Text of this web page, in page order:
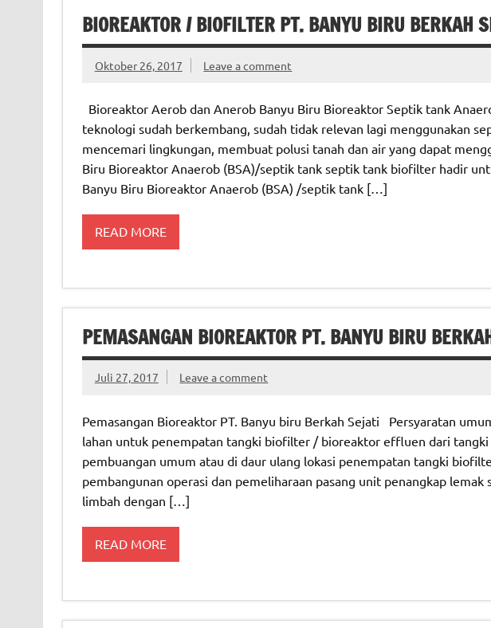
BIOREAKTOR / BIOFILTER PT. BANYU BIRU BERKAH
Oktober 26, 2017 Leave a comment
Bioreaktor Aerob dan Anerob Banyu Biru Bioreaktor Septik tank
teknologi sudah berkembang, sudah tidak relevan lagi menggunakan
mencemari lingkungan, membuat polusi tanah dan air yang dapat
Biru Bioreaktor Anaerob (BSA)/septik tank septik tank biofilter hadir
Banyu Biru Bioreaktor Anaerob (BSA) /septik tank […]
READ MORE
PEMASANGAN BIOREAKTOR PT. BANYU BIRU
Juli 27, 2017 Leave a comment
Pemasangan Bioreaktor PT. Banyu biru Berkah Sejati Persyaratan
lahan untuk penempatan tangki biofilter / bioreaktor effluen dari
pembuangan umum atau di daur ulang lokasi penempatan tangki
pembangunan operasi dan pemeliharaan pasang unit penangkap
limbah dengan […]
READ MORE